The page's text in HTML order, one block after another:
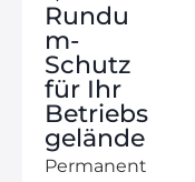
Rundu
m-
Schutz
für Ihr
Betriebs
gelände
Permanent